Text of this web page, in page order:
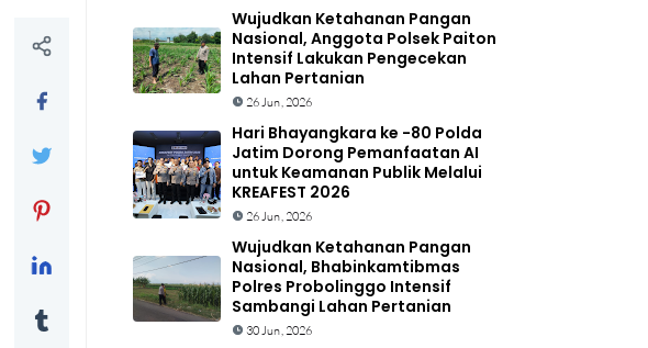
Wujudkan Ketahanan Pangan
Nasional, Anggota Polsek Paiton
Intensif Lakukan Pengecekan
Lahan Pertanian
26 Jun, 2026
Hari Bhayangkara ke -80 Polda
Jatim Dorong Pemanfaatan AI
untuk Keamanan Publik Melalui
KREAFEST 2026
26 Jun, 2026
Wujudkan Ketahanan Pangan
Nasional, Bhabinkamtibmas
Polres Probolinggo Intensif
Sambangi Lahan Pertanian
30 Jun, 2026